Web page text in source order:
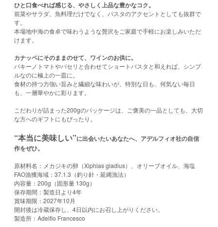
ひと口食べれば感じる、やさしく上品な豊かなコク。
前菜やサラダ、魚料理だけでなく、パスタのアクセントとしても抜群で
す。
本場地中海の食卓で味わうような贅沢をご家庭で手軽にお楽しみいただ
けます。
カナッペにそのままのせて、ワインのお供に。
パキーノトマトやパセリと合わせてショートパスタと和えれば、シンプ
ルなのに極上の一皿に。
食材の持つ力強い旨みと繊細な味わいが、特別な日も、何気ない毎日
も、一層華やかに彩ります。
こだわりが詰まった200gのパッケージは、ご褒美の一品としても、大切
な方へのギフトにもぴったり。
“本当に美味しい”に出会いたいあなたへ、アデルフィオ社の自信
作をぜひ。
原材料名：メカジキの卵（Xiphias gladius）、オリーブオイル、海塩
FAO漁獲海域：37.1.3（釣り針・延縄漁法）
内容量：200g（固形量 130g）
保存期間：製造日より4年
賞味期限：2027年10月
開封後は冷蔵保存し、4日以内にお召し上がりください。
製造所：Adelfio Francesco